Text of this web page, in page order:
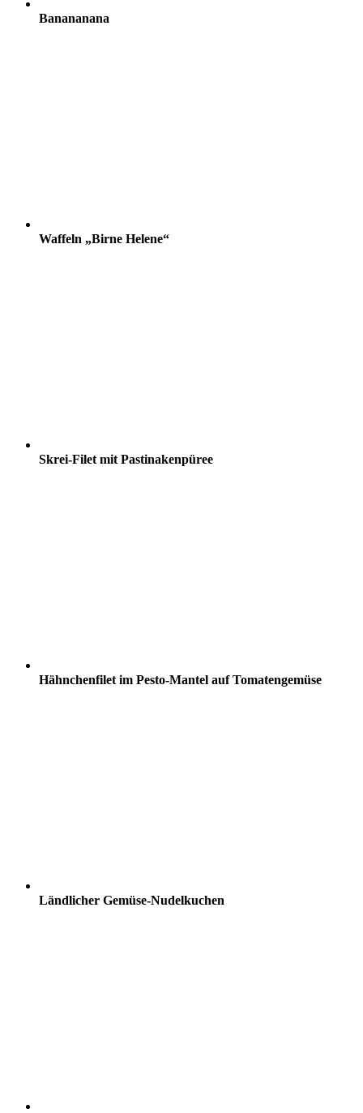
Banananana
Waffeln „Birne Helene“
Skrei-Filet mit Pastinakenpüree
Hähnchenfilet im Pesto-Mantel auf Tomatengemüse
Ländlicher Gemüse-Nudelkuchen